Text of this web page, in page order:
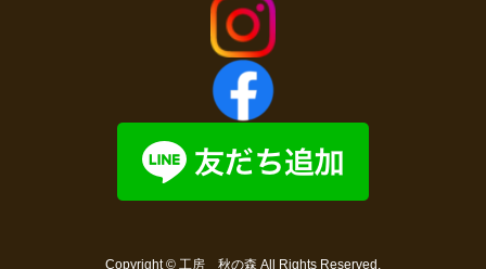
Copyright © 工房 秋の森 All Rights Reserved.